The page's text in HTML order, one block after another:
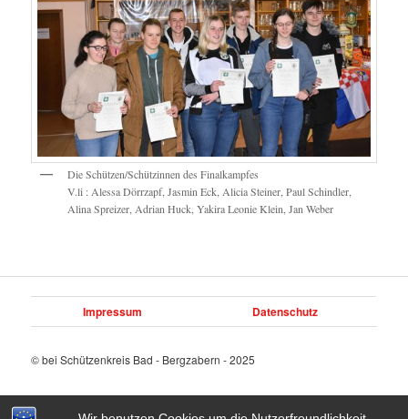
Die Schützen/Schützinnen des Finalkampfes
V.li : Alessa Dörrzapf, Jasmin Eck, Alicia Steiner, Paul Schindler,
Alina Spreizer, Adrian Huck, Yakira Leonie Klein, Jan Weber
Impressum Datenschutz
© bei Schützenkreis Bad - Bergzabern - 2025